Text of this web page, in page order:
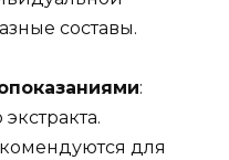
составы.
:
для